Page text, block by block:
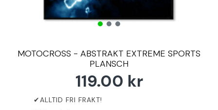
MOTOCROSS - ABSTRAKT EXTREME SPORTS
PLANSCH
119.00 kr